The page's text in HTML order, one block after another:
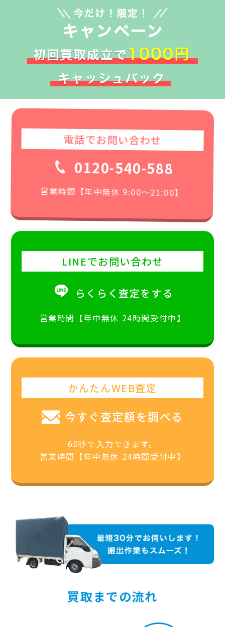
電話でお問い合わせ
0120-540-588
営業時間【年中無休 9:00〜21:00】
LINEでお問い合わせ
らくらく査定をする
営業時間【年中無休 24時間受付中】
かんたんWEB査定
今すぐ査定額を調べる
60秒で入力できます。
営業時間【年中無休 24時間受付中】
買取までの流れ